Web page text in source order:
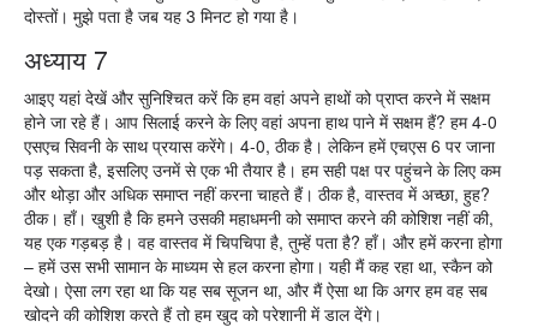
दोस्तों। मुझे पता है जब यह 3 मिनट हो गया है।
अध्याय 7
आइए यहां देखें और सुनिश्चित करें कि हम वहां अपने हाथों को प्राप्त करने में सक्षम
होने जा रहे हैं। आप सिलाई करने के लिए वहां अपना हाथ पाने में सक्षम हैं? हम 4-0
एसएच सिवनी के साथ प्रयास करेंगे। 4-0, ठीक है। लेकिन हमें एचएस 6 पर जाना
पड़ सकता है, इसलिए उनमें से एक भी तैयार है। हम सही पक्ष पर पहुंचने के लिए कम
और थोड़ा और अधिक समाप्त नहीं करना चाहते हैं। ठीक है, वास्तव में अच्छा, हुह?
ठीक। हाँ। खुशी है कि हमने उसकी महाधमनी को समाप्त करने की कोशिश नहीं की,
यह एक गड़बड़ है। वह वास्तव में चिपचिपा है, तुम्हें पता है? हाँ। और हमें करना होगा
– हमें उस सभी सामान के माध्यम से हल करना होगा। यही मैं कह रहा था, स्कैन को
देखो। ऐसा लग रहा था कि यह सब सूजन था, और मैं ऐसा था कि अगर हम वह सब
खोदने की कोशिश करते हैं तो हम खुद को परेशानी में डाल देंगे।